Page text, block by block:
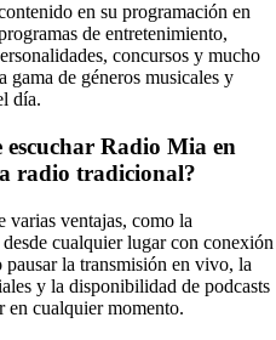
en su programación en
de entretenimiento,
concursos y mucho
gama de géneros musicales y
día.
escuchar Radio Mia en
radio tradicional?
varias ventajas, como la
cualquier lugar con conexión
la transmisión en vivo, la
y la disponibilidad de podcasts
en cualquier momento.